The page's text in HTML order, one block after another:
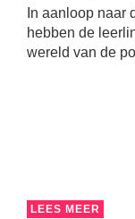
In aanloop naar
hebben de
wereld van de
LEES MEER